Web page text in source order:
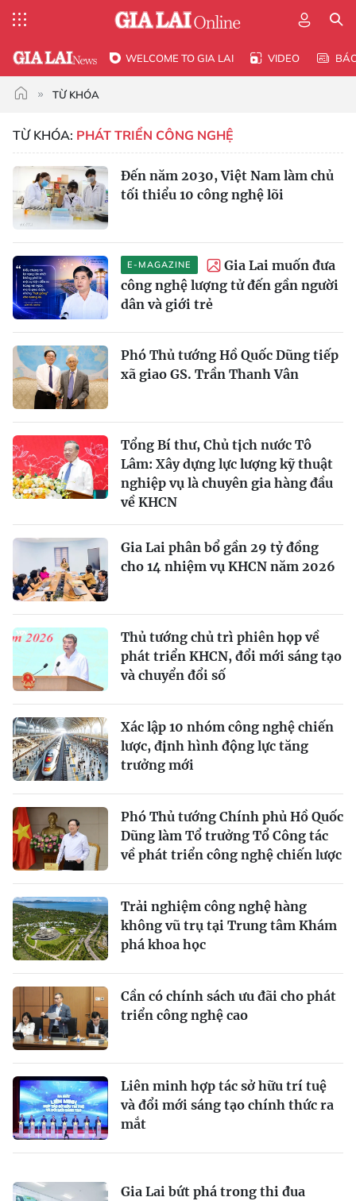
WELCOME TO GIA LAI VIDEO
TỪ KHÓA
TỪ KHÓA: PHÁT TRIỂN CÔNG NGHỆ
Đến năm 2030, Việt Nam làm chủ
tối thiểu 10 công nghệ lõi
E-MAGAZINE
Gia Lai muốn đưa
công nghệ lượng tử đến gần người
dân và giới trẻ
Phó Thủ tướng Hồ Quốc Dũng tiếp
xã giao GS. Trần Thanh Vân
Tổng Bí thư, Chủ tịch nước Tô
Lâm: Xây dựng lực lượng kỹ thuật
nghiệp vụ là chuyên gia hàng đầu
về KHCN
Gia Lai phân bổ gần 29 tỷ đồng
cho 14 nhiệm vụ KHCN năm 2026
Thủ tướng chủ trì phiên họp về
phát triển KHCN, đổi mới sáng tạo
và chuyển đổi số
Xác lập 10 nhóm công nghệ chiến
lược, định hình động lực tăng
trưởng mới
Phó Thủ tướng Chính phủ Hồ Quốc
Dũng làm Tổ trưởng Tổ Công tác
về phát triển công nghệ chiến lược
Trải nghiệm công nghệ hàng
không vũ trụ tại Trung tâm Khám
phá khoa học
Cần có chính sách ưu đãi cho phát
triển công nghệ cao
Liên minh hợp tác sở hữu trí tuệ
và đổi mới sáng tạo chính thức ra
mắt
Gia Lai bứt phá trong thi đua